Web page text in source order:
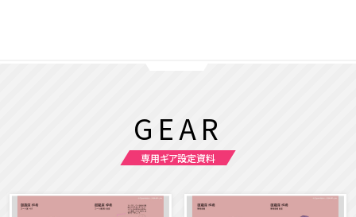
GEAR
専用ギア設定資料